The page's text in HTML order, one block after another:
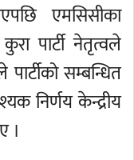
एमसिसीका
पार्टी नेतृत्वले
सम्बन्धित
निर्णय केन्द्रीय
।